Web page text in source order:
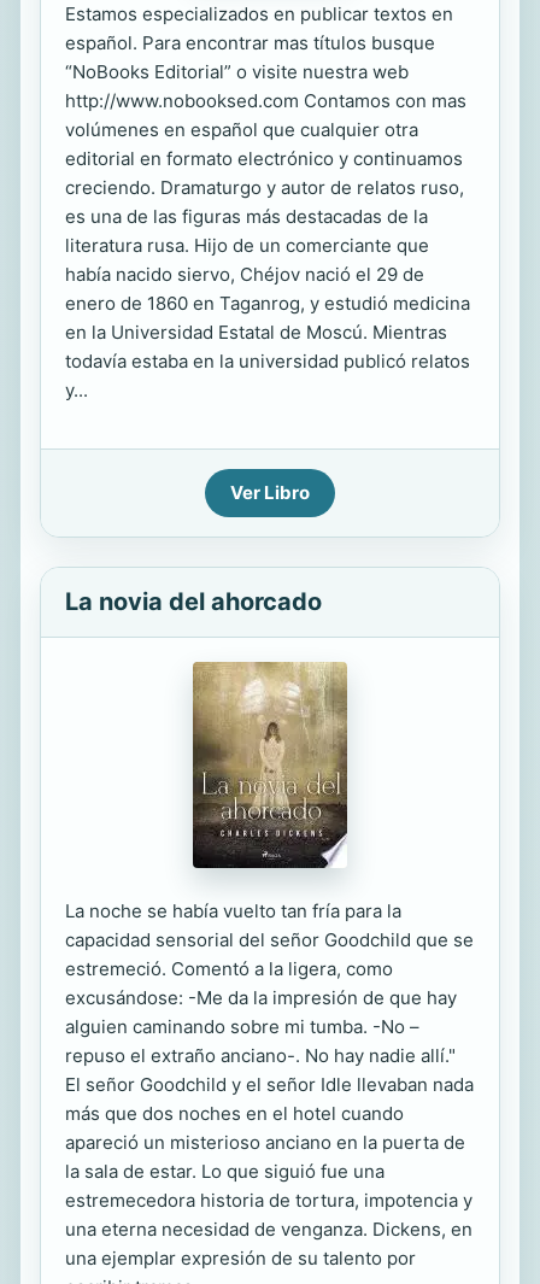
Estamos especializados en publicar textos en
español. Para encontrar mas títulos busque
“NoBooks Editorial” o visite nuestra web
http://www.nobooksed.com Contamos con mas
volúmenes en español que cualquier otra
editorial en formato electrónico y continuamos
creciendo. Dramaturgo y autor de relatos ruso,
es una de las figuras más destacadas de la
literatura rusa. Hijo de un comerciante que
había nacido siervo, Chéjov nació el 29 de
enero de 1860 en Taganrog, y estudió medicina
en la Universidad Estatal de Moscú. Mientras
todavía estaba en la universidad publicó relatos
y...
Ver Libro
La novia del ahorcado
La noche se había vuelto tan fría para la
capacidad sensorial del señor Goodchild que se
estremeció. Comentó a la ligera, como
excusándose: -Me da la impresión de que hay
alguien caminando sobre mi tumba. -No –
repuso el extraño anciano-. No hay nadie allí."
El señor Goodchild y el señor Idle llevaban nada
más que dos noches en el hotel cuando
apareció un misterioso anciano en la puerta de
la sala de estar. Lo que siguió fue una
estremecedora historia de tortura, impotencia y
una eterna necesidad de venganza. Dickens, en
una ejemplar expresión de su talento por